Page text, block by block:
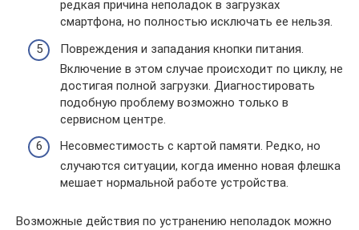
редкая причина неполадок в загрузках
смартфона, но полностью исключать ее нельзя.
Повреждения и западания кнопки питания.
Включение в этом случае происходит по циклу, не
достигая полной загрузки. Диагностировать
подобную проблему возможно только в
сервисном центре.
Несовместимость с картой памяти. Редко, но
случаются ситуации, когда именно новая флешка
мешает нормальной работе устройства.
Возможные действия по устранению неполадок можно